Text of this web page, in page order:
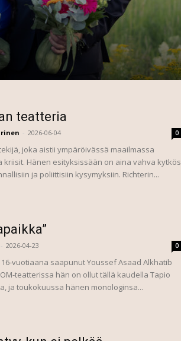
teatteria
- 2026-06-04 0
joka aistii ympäröivässä maailmassa
Hänen esityksissään on aina vahva kytkös
ja poliittisiin kysymyksiin. Richterin...
- 2026-04-23 0
vuotiaana saapunut Youssef Asaad Alkhatib
teatterissa hän on ollut tällä kaudella Tapio
ja toukokuussa hänen monologinsa...